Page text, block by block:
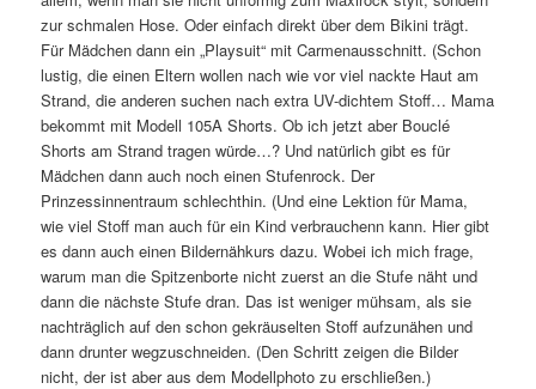
zur schmalen Hose. Oder einfach direkt über dem Bikini trägt.
Für Mädchen dann ein „Playsuit“ mit Carmenausschnitt. (Schon
lustig, die einen Eltern wollen nach wie vor viel nackte Haut am
Strand, die anderen suchen nach extra UV-dichtem Stoff… Mama
bekommt mit Modell 105A Shorts. Ob ich jetzt aber Bouclé
Shorts am Strand tragen würde…? Und natürlich gibt es für
Mädchen dann auch noch einen Stufenrock. Der
Prinzessinnentraum schlechthin. (Und eine Lektion für Mama,
wie viel Stoff man auch für ein Kind verbrauchenn kann. Hier gibt
es dann auch einen Bildernähkurs dazu. Wobei ich mich frage,
warum man die Spitzenborte nicht zuerst an die Stufe näht und
dann die nächste Stufe dran. Das ist weniger mühsam, als sie
nachträglich auf den schon gekräuselten Stoff aufzunähen und
dann drunter wegzuschneiden. (Den Schritt zeigen die Bilder
nicht, der ist aber aus dem Modellphoto zu erschließen.)